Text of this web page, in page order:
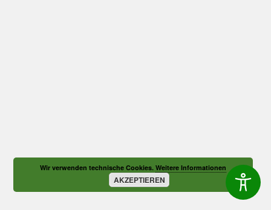
Wir verwenden technische Cookies.Weitere Informationen
AKZEPTIEREN